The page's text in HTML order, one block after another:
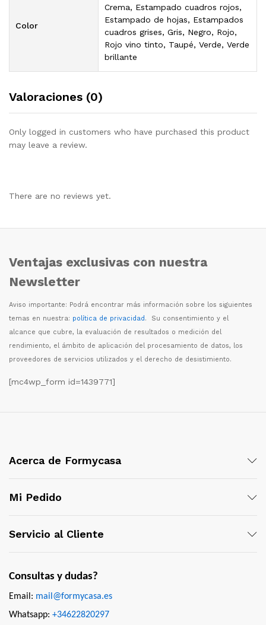
Color
Crema, Estampado cuadros rojos,
Estampado de hojas, Estampados
cuadros grises, Gris, Negro, Rojo,
Rojo vino tinto, Taupé, Verde, Verde
brillante
Valoraciones (0)
Only logged in customers who have purchased this product
may leave a review.
There are no reviews yet.
Ventajas exclusivas con nuestra
Newsletter
Aviso importante: Podrá encontrar más información sobre los siguientes
temas en nuestra: política de privacidad. Su consentimiento y el
alcance que cubre, la evaluación de resultados o medición del
rendimiento, el ámbito de aplicación del procesamiento de datos, los
proveedores de servicios utilizados y el derecho de desistimiento.
[mc4wp_form id=1439771]
Acerca de Formycasa
Mi Pedido
Servicio al Cliente
Consultas y dudas?
Email: mail@formycasa.es
Whatsapp: +34622820297